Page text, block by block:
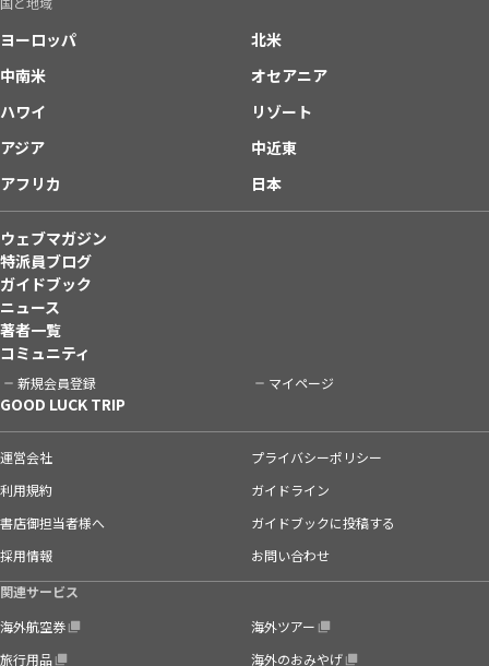
ヨーロッパ
北米
中南米
オセアニア
ハワイ
リゾート
アジア
中近東
アフリカ
日本
ウェブマガジン
特派員ブログ
ガイドブック
ニュース
著者一覧
コミュニティ
新規会員登録 マイページ
GOOD LUCK TRIP
運営会社
プライバシーポリシー
利用規約
ガイドライン
書店御担当者様へ
ガイドブックに投稿する
採用情報
お問い合わせ
関連サービス
海外航空券
海外ツアー
旅行用品
海外のおみやげ